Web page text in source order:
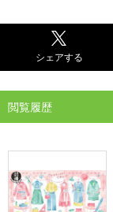
シェアする
閲覧履歴